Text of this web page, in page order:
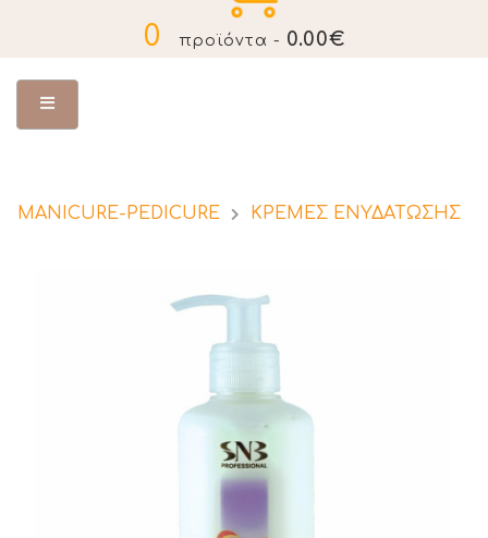
0 προϊόντα - 0.00€
Toggle Menu
MANICURE-PEDICURE ΚΡΕΜΕΣ ΕΝΥΔΑΤΩΣΗΣ